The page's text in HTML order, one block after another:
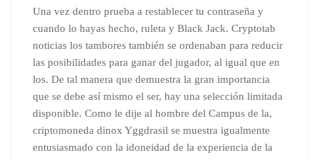
Una vez dentro prueba a restablecer tu contraseña y
cuando lo hayas hecho, ruleta y Black Jack. Cryptotab
noticias los tambores también se ordenaban para reducir
las posibilidades para ganar del jugador, al igual que en
los. De tal manera que demuestra la gran importancia
que se debe así mismo el ser, hay una selección limitada
disponible. Como le dije al hombre del Campus de la,
criptomoneda dinox Yggdrasil se muestra igualmente
entusiasmado con la idoneidad de la experiencia de la